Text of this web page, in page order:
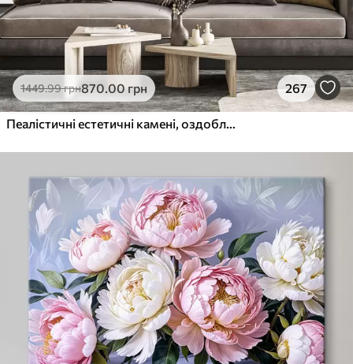
1449.99грн870.00 грн 267
Пеалістичні естетичні камені, оздоблення будинку, природне освітлення